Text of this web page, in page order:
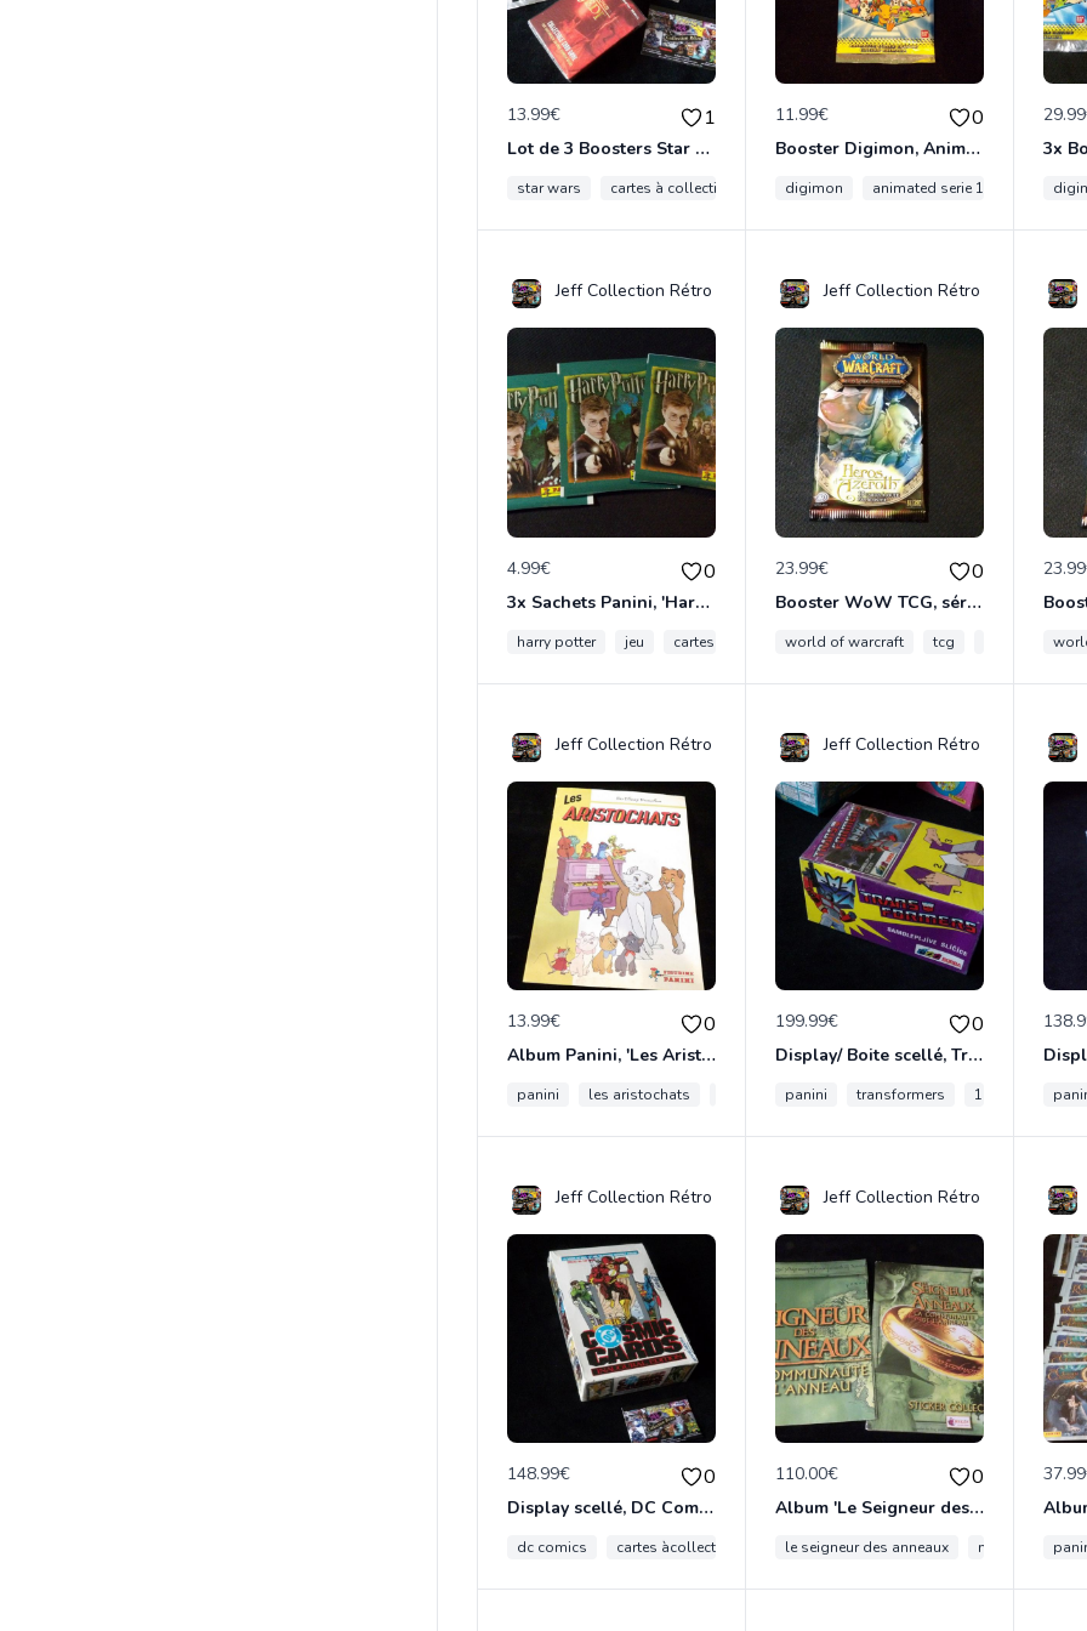
13.99€ 1
Lot de 3 Boosters Star Wars Trilogy et 1 Deck Star Wars Young Jedi Darth Maul
star wars cartes à collectionner collection
11.99€ 0
Booster Digimon, Animated série 1, collection Bandai 1999, neuf et scellé
digimon animated serie 1 boosters
Jeff Collection Rétro
4.99€ 0
3x Sachets Panini, 'Harry Potter et l'Ordre du Phoenix', édition 2007
harry potter jeu cartes àcollectionner collection panini
Jeff Collection Rétro
23.99€ 0
Booster WoW TCG, série Héros d'Azéroth, édition 2006
world of warcraft tcg
Jeff Collection Rétro
13.99€ 0
Album Panini, 'Les Aristochats', édition 1982
panini les aristochats collection disney
Jeff Collection Rétro
199.99€ 0
Display/ Boite scellé, Tranformers Panini 1986/1991
panini transformers 1991
Jeff Collection Rétro
148.99€ 0
Display scellé, DC Comics, série Cosmic Cards 1991
dc comics cartes àcollectionner impel 1991 super héros
Jeff Collection Rétro
110.00€ 0
Album 'Le Seigneur des Anneaux: La Communauté de l'Anneau' Merlin Collec. 2001
le seigneur des anneaux merlin